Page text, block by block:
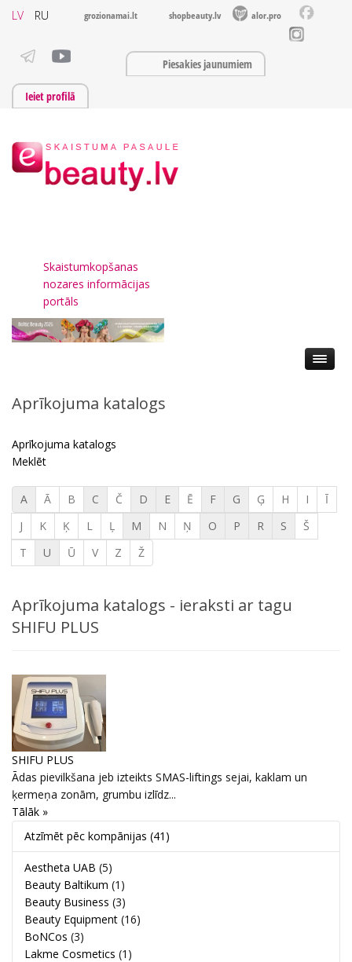
LV RU grozionamai.lt shopbeauty.lv alor.pro
Piesakies jaunumiem
Ieiet profilā
Skaistumkopšanas
nozares informācijas
portāls
Aprīkojuma katalogs
Aprīkojuma katalogs
Meklēt
A Ā B C Č D E Ē F G Ģ H I
Ī
J
K Ķ L Ļ M N Ņ O P R S
Š
T
U Ū V Z Ž
Aprīkojuma katalogs - ieraksti ar tagu
SHIFU PLUS
SHIFU PLUS
Ādas pievilkšana jeb izteikts SMAS-liftings sejai, kaklam un
ķermeņa zonām, grumbu izlīdz...
Tālāk »
Atzīmēt pēc kompānijas (41)
Aestheta UAB (5)
Beauty Baltikum (1)
Beauty Business (3)
Beauty Equipment (16)
BoNCos (3)
Lakme Cosmetics (1)